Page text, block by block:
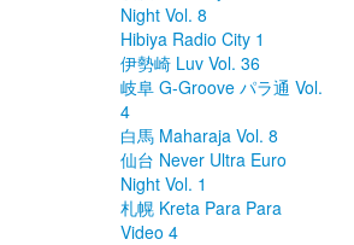
Night Vol. 8
Hibiya Radio City 1
伊勢崎 Luv Vol. 36
岐阜 G-Groove パラ通 Vol.
4
白馬 Maharaja Vol. 8
仙台 Never Ultra Euro
Night Vol. 1
札幌 Kreta Para Para
Video 4